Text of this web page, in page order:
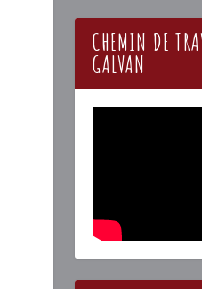
CHEMIN DE
GALVAN